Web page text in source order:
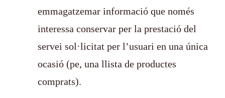
emmagatzemar informació que només
interessa conservar per la prestació del
servei sol·licitat per l’usuari en una única
ocasió (pe, una llista de productes
comprats).